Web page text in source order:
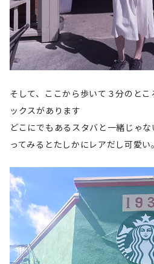
そして、ここから歩いて３分のと
ックスがあります
どこにでもあるスタバと一緒じゃ
ってみるとたしかにレアだし可愛い